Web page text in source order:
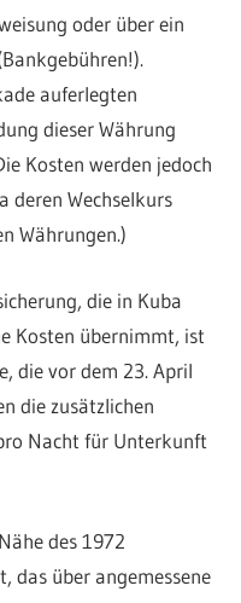
oder über ein
auferlegten
dieser Währung
Kosten werden jedoch
deren Wechselkurs
Währungen.)
die in Kuba
Kosten übernimmt, ist
die vor dem 23. April
die zusätzlichen
Nacht für Unterkunft
des 1972
das über angemessene